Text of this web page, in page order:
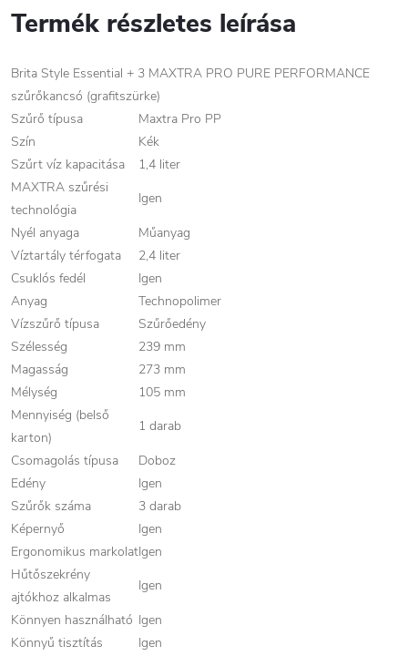
Termék részletes leírása
Brita Style Essential + 3 MAXTRA PRO PURE PERFORMANCE
szűrőkancsó (grafitszürke)
Szűrő típusa
Maxtra Pro PP
Szín
Kék
Szűrt víz kapacitása
1,4 liter
MAXTRA szűrési
technológia
Igen
Nyél anyaga
Műanyag
Víztartály térfogata
2,4 liter
Csuklós fedél
Igen
Anyag
Technopolimer
Vízszűrő típusa
Szűrőedény
Szélesség
239 mm
Magasság
273 mm
Mélység
105 mm
Mennyiség (belső
karton)
1 darab
Csomagolás típusa
Doboz
Edény
Igen
Szűrők száma
3 darab
Képernyő
Igen
Ergonomikus markolatIgen
Hűtőszekrény
ajtókhoz alkalmas
Igen
Könnyen használható Igen
Könnyű tisztítás
Igen